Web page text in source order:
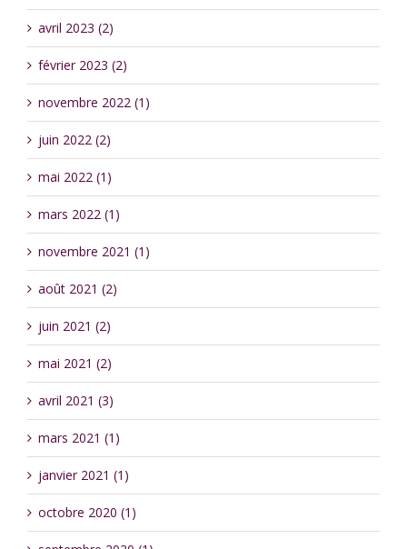
avril 2023 (2)
février 2023 (2)
novembre 2022 (1)
juin 2022 (2)
mai 2022 (1)
mars 2022 (1)
novembre 2021 (1)
août 2021 (2)
juin 2021 (2)
mai 2021 (2)
avril 2021 (3)
mars 2021 (1)
janvier 2021 (1)
octobre 2020 (1)